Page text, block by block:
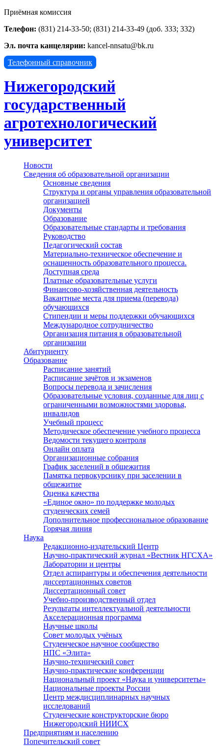
Приёмная комиссия
Телефон: (831) 214-33-50; (831) 214-33-49 (доб. 333; 332)
Эл. почта канцелярии: kancel-nnsatu@bk.ru
Телефонный справочник
Нижегородский
государственный
агротехнологический
университет
Новости
Сведения об образовательной организации
Основные сведения
Структура и органы управления образовательной
организацией
Документы
Образование
Образовательные стандарты и требования
Руководство
Педагогический состав
Материально-техническое обеспечение и
оснащенность образовательного процесса.
Доступная среда
Платные образовательные услуги
Финансово-хозяйственная деятельность
Вакантные места для приема (перевода)
обучающихся
Стипендии и меры поддержки обучающихся
Международное сотрудничество
Организация питания в образовательной
организации
Абитуриенту
Образование
Расписание занятий
Расписание зачётов и экзаменов
Вопросы перевода и зачисления
Образовательные условия, созданные для лиц с
ограниченными возможностями здоровья,
инвалидов
Учебный процесс
Методическое обеспечение учебного процесса
Ведомости текущего контроля
Онлайн оплата
Организационные собрания
График заселений в общежития
Памятка первокурснику при заселении в
общежитие
Оценка качества
«Единое окно» по поддержке молодых
студенческих семей
Дополнительное профессиональное образование
Горячая линия
Наука
Редакционно-издательский Центр
Научно-практический журнал «Вестник НГСХА»
Лаборатории и центры
Отдел аспирантуры и обеспечения деятельности
диссертационных советов
Диссертационный совет
Учебно-производственный отдел
Результаты интеллектуальной деятельности
Акселерационная программа
Научные школы
Совет молодых учёных
Студенческое научное сообщество
НПС «Элита»
Научно-технический совет
Научно-практические конференции
Национальный проект «Наука и университеты»
Национальные проекты России
Центр междисциплинарных научных
исследований
Студенческие конструкторские бюро
Нижегородский НИИСХ
Предприятиям и населению
Попечительский совет